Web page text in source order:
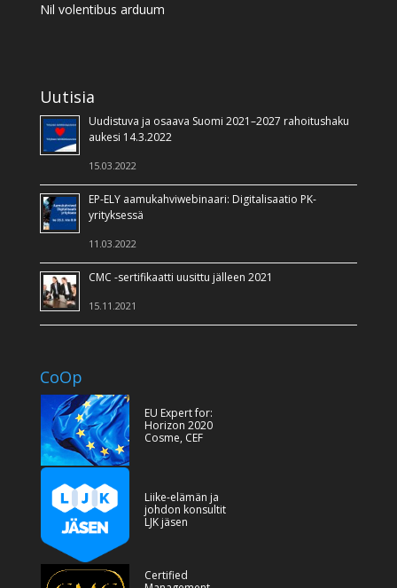
Nil volentibus arduum
Uutisia
Uudistuva ja osaava Suomi 2021–2027 rahoitushaku
aukesi 14.3.2022
15.03.2022
EP-ELY aamukahviwebinaari: Digitalisaatio PK-
yrityksessä
11.03.2022
CMC -sertifikaatti uusittu jälleen 2021
15.11.2021
CoOp
EU Expert for:
Horizon 2020
Cosme, CEF
Liike-elämän ja
johdon konsultit
LJK jäsen
Certified